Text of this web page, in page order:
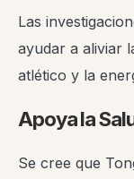
Las
ayudar a aliviar
atlético y la
Apoya la
Se cree que